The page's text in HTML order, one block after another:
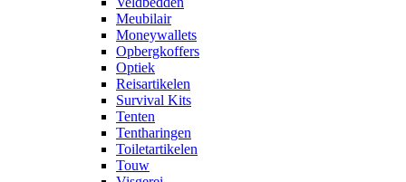
Meubilair
Moneywallets
Opbergkoffers
Optiek
Reisartikelen
Survival Kits
Tenten
Tentharingen
Toiletartikelen
Touw